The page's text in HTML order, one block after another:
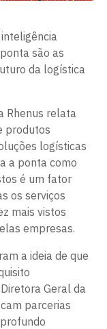
são as
da logística
Rhenus relata
produtos
logísticas
a ponta como
é um fator
os serviços
mais vistos
empresas.
a ideia de que
Geral da
parcerias